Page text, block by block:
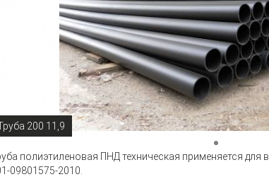
200 11,9
полиэтиленовая ПНД техническая применяется для
09801575-2010